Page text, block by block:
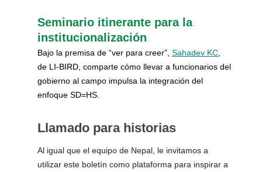
Seminario itinerante para la
institucionalización
Bajo la premisa de “ver para creer”, Sahadev KC
de LI-BIRD, comparte cómo llevar a funcionarios del
gobierno al campo impulsa la integración del
enfoque SD=HS.
Llamado para historias
Al igual que el equipo de Nepal, le invitamos a
utilizar este boletín como plataforma para inspirar a